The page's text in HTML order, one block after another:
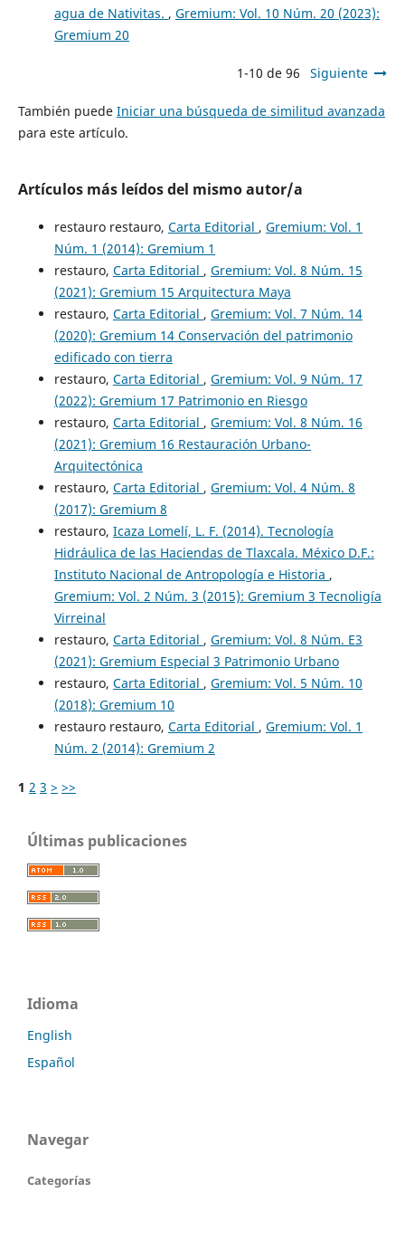
agua de Nativitas. , Gremium: Vol. 10 Núm. 20 (2023):
Gremium 20
1-10 de 96 Siguiente
También puede Iniciar una búsqueda de similitud avanzada
para este artículo.
Artículos más leídos del mismo autor/a
restauro restauro, Carta Editorial , Gremium: Vol. 1
Núm. 1 (2014): Gremium 1
restauro, Carta Editorial , Gremium: Vol. 8 Núm. 15
(2021): Gremium 15 Arquitectura Maya
restauro, Carta Editorial , Gremium: Vol. 7 Núm. 14
(2020): Gremium 14 Conservación del patrimonio
edificado con tierra
restauro, Carta Editorial , Gremium: Vol. 9 Núm. 17
(2022): Gremium 17 Patrimonio en Riesgo
restauro, Carta Editorial , Gremium: Vol. 8 Núm. 16
(2021): Gremium 16 Restauración Urbano-
Arquitectónica
restauro, Carta Editorial , Gremium: Vol. 4 Núm. 8
(2017): Gremium 8
restauro, Icaza Lomelí, L. F. (2014). Tecnología
Hidráulica de las Haciendas de Tlaxcala. México D.F.:
Instituto Nacional de Antropología e Historia ,
Gremium: Vol. 2 Núm. 3 (2015): Gremium 3 Tecnoligía
Virreinal
restauro, Carta Editorial , Gremium: Vol. 8 Núm. E3
(2021): Gremium Especial 3 Patrimonio Urbano
restauro, Carta Editorial , Gremium: Vol. 5 Núm. 10
(2018): Gremium 10
restauro restauro, Carta Editorial , Gremium: Vol. 1
Núm. 2 (2014): Gremium 2
1 2 3 > >>
Últimas publicaciones
Idioma
English
Español
Navegar
Categorías